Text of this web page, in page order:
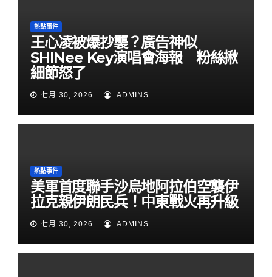
熱點事件
王心凌被爆抄襲？廣告神似
SHINee Key演唱會海報 粉絲揪
細節怒了
七月 30, 2026 ADMINS
熱點事件
美軍首度聯手沙烏地阿拉伯空襲伊
拉克親伊朗民兵！中東戰火再升級
七月 30, 2026 ADMINS